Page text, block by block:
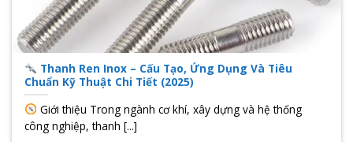
Thanh Ren Inox – Cấu Tạo, Ứng Dụng Và Tiêu
Chuẩn Kỹ Thuật Chi Tiết (2025)
Giới thiệu Trong ngành cơ khí, xây dựng và hệ thống
công nghiệp, thanh [...]